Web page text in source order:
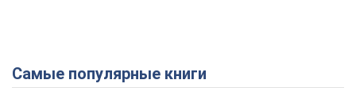
Play Video
Самые популярные книги